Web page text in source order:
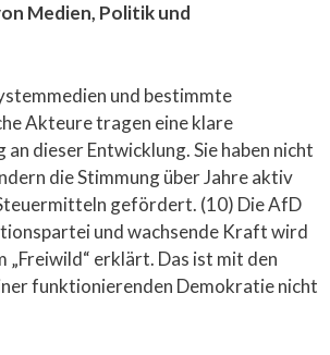
Medien, Politik und
und bestimmte
Akteure tragen eine klare
dieser Entwicklung. Sie haben nicht
die Stimmung über Jahre aktiv
gefördert. (10) Die AfD
und wachsende Kraft wird
„Freiwild“ erklärt. Das ist mit den
funktionierenden Demokratie nicht